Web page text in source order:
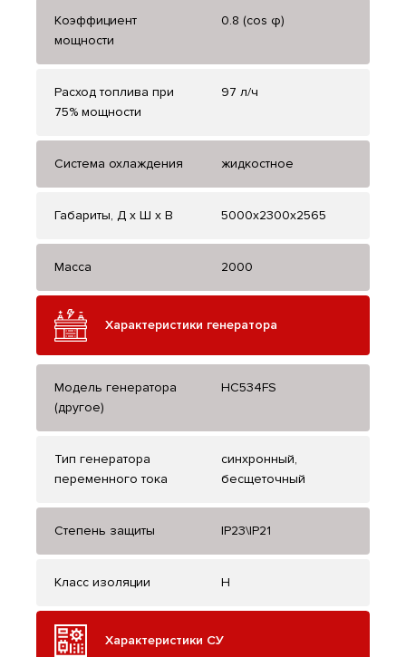
Коэффициент
мощности
0.8 (cos φ)
Расход топлива при
75% мощности
97 л/ч
Система охлаждения жидкостное
Габариты, Д x Ш x В 5000x2300x2565
Масса 2000
Характеристики генератора
Модель генератора
(другое)
HC534FS
Тип генератора
переменного тока
синхронный,
бесщеточный
Степень защиты IP23\IP21
Класс изоляции H
Характеристики СУ